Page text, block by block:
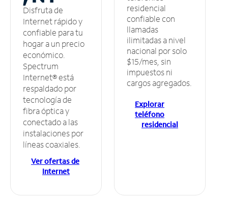
Disfruta de
Internet rápido y
confiable para tu
hogar a un precio
económico.
Spectrum
Internet® está
respaldado por
tecnología de
fibra óptica y
conectado a las
instalaciones por
líneas coaxiales.
Ver ofertas de
Internet
residencial
confiable con
llamadas
ilimitadas a nivel
nacional por solo
$15/mes, sin
impuestos ni
cargos agregados.
Explorar
teléfono
residencial